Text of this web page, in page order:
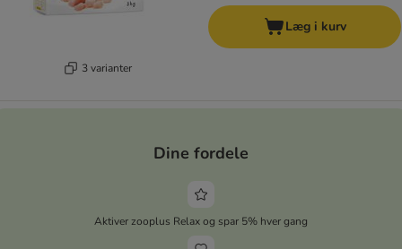
3 varianter
Læg i kurv
Dine fordele
Aktiver zooplus Relax og spar 5% hver gang